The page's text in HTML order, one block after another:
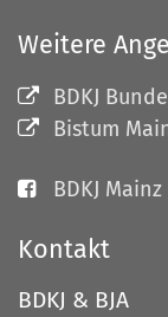
Weitere
BDKJ
Bistum
BDKJ Mainz
Kontakt
BDKJ & BJA